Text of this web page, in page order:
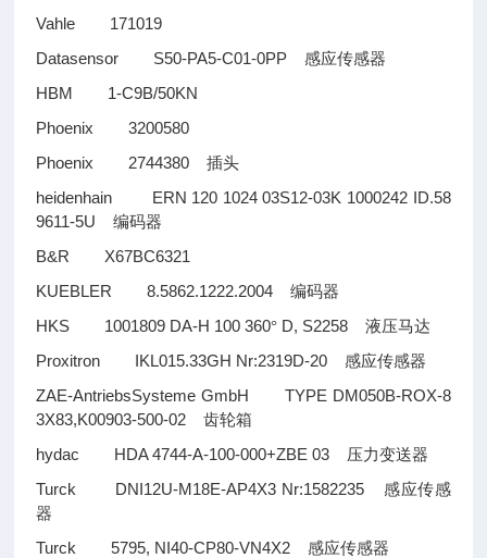
Vahle 171019
Datasensor S50-PA5-C01-0PP感应传感器
HBM 1-C9B/50KN
Phoenix 3200580
Phoenix 2744380插头
heidenhain ERN 120 1024 03S12-03K 1000242 ID.58
9611-5U编码器
B&R X67BC6321
KUEBLER 8.5862.1222.2004编码器
HKS 1001809 DA-H 100 360° D, S2258液压马达
Proxitron IKL015.33GH Nr:2319D-20感应传感器
ZAE-AntriebsSysteme GmbH TYPE DM050B-ROX-8
3X83,K00903-500-02齿轮箱
hydac HDA 4744-A-100-000+ZBE 03 压力变送器
Turck DNI12U-M18E-AP4X3 Nr:1582235感应传感
器
Turck 5795, NI40-CP80-VN4X2感应传感器